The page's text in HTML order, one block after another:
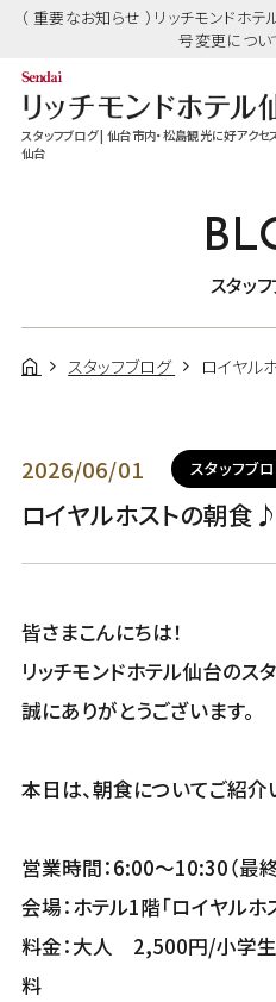
（ 重要なお知らせ ）リッチモンド
号変更につ
スタッフブログ | 仙台市内・松島観光に好アクセ
仙台
スタッ
スタッフブログ ロイヤル
2026/06/01 スタッフブ
ロイヤルホストの朝食♪
皆さまこんにちは！
リッチモンドホテル仙台のス
誠にありがとうございます。
本日は、朝食についてご紹介
営業時間：6:00〜10:30（最
会場：ホテル1階「ロイヤルホ
料金：大人 2,500円/小
料